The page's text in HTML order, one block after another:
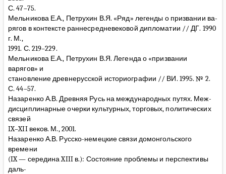
С. 47–75.
Мельникова Е.А., Петрухин В.Я. «Ряд» легенды о призвании ва-
рягов в контексте раннесредневековой дипломатии // ДГ. 1990
г. М.,
1991. С. 219–229.
Мельникова Е.А., Петрухин В.Я. Легенда о «призвании
варягов» и
становление древнерусской историографии // ВИ. 1995. № 2.
С. 44–57.
Назаренко А.В. Древняя Русь на международных путях. Меж-
дисциплинарные очерки культурных, торговых, политических
связей
IX–XII веков. М., 2001.
Назаренко А.В. Русско-немецкие связи домонгольского
времени
(IX — середина XIII в.): Состояние проблемы и перспективы
даль-